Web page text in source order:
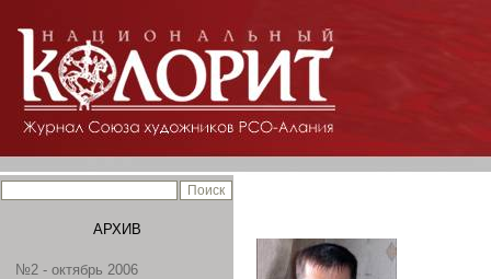
АРХИВ
№2 - октябрь 2006